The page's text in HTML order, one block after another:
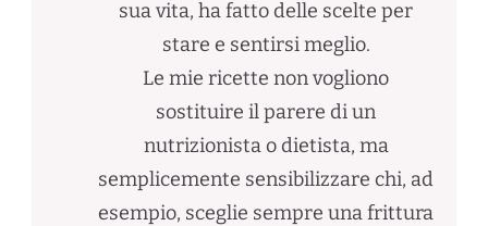
sua vita, ha fatto delle scelte per
stare e sentirsi meglio.
Le mie ricette non vogliono
sostituire il parere di un
nutrizionista o dietista, ma
semplicemente sensibilizzare chi, ad
esempio, sceglie sempre una frittura